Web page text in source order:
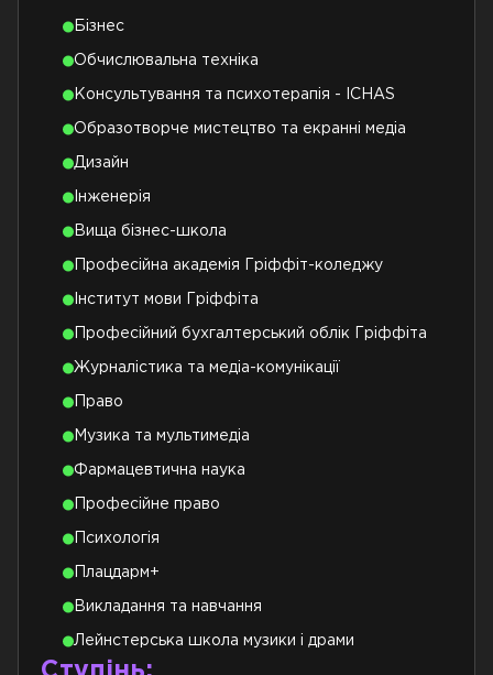
Бізнес
Обчислювальна техніка
Консультування та психотерапія - ICHAS
Образотворче мистецтво та екранні медіа
Дизайн
Інженерія
Вища бізнес-школа
Професійна академія Гріффіт-коледжу
Інститут мови Гріффіта
Професійний бухгалтерський облік Гріффіта
Журналістика та медіа-комунікації
Право
Музика та мультимедіа
Фармацевтична наука
Професійне право
Психологія
Плацдарм+
Викладання та навчання
Лейнстерська школа музики і драми